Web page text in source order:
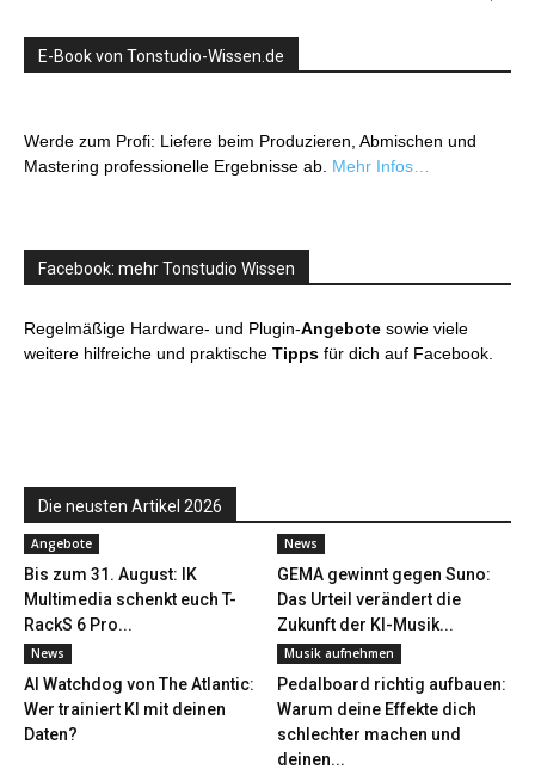
E-Book von Tonstudio-Wissen.de
Werde zum Profi: Liefere beim Produzieren, Abmischen und
Mastering professionelle Ergebnisse ab. Mehr Infos…
Facebook: mehr Tonstudio Wissen
Regelmäßige Hardware- und Plugin-Angebote sowie viele
weitere hilfreiche und praktische Tipps für dich auf Facebook.
Die neusten Artikel 2026
Angebote
Bis zum 31. August: IK
Multimedia schenkt euch T-
RackS 6 Pro...
News
GEMA gewinnt gegen Suno:
Das Urteil verändert die
Zukunft der KI-Musik...
News
AI Watchdog von The Atlantic:
Wer trainiert KI mit deinen
Daten?
Musik aufnehmen
Pedalboard richtig aufbauen:
Warum deine Effekte dich
schlechter machen und
deinen...